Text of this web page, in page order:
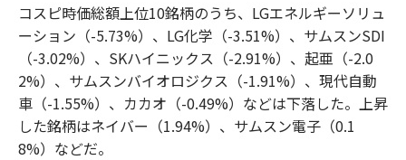
コスピ時価総額上位10銘柄のうち、LGエネルギーソリュ
ーション（-5.73%）、LG化学（-3.51%）、サムスンSDI
（-3.02%）、SKハイニックス（-2.91%）、起亜（-2.0
2%）、サムスンバイオロジクス（-1.91%）、現代自動
車（-1.55%）、カカオ（-0.49%）などは下落した。上昇
した銘柄はネイバー（1.94%）、サムスン電子（0.1
8%）などだ。